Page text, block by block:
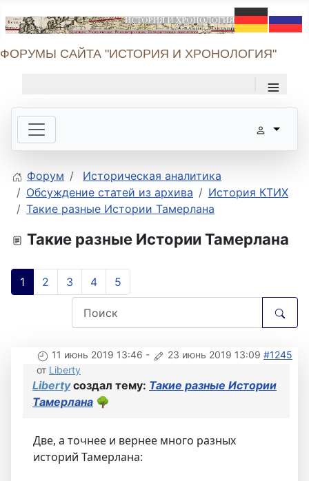
ФОРУМЫ САЙТА "ИСТОРИЯ И ХРОНОЛОГИЯ"
≡
Форум
Историческая аналитика
Обсуждение статей из архива
История КТИХ
Такие разные Истории Тамерлана
Такие разные Истории Тамерлана
1 2 3 4 5
11 июнь 2019 13:46 - 23 июнь 2019 13:09 #1245
от Liberty
Libertyсоздал тему: Такие разные Истории
Тамерлана 🌳
Две, а точнее и вернее много разных
историй Тамерлана: